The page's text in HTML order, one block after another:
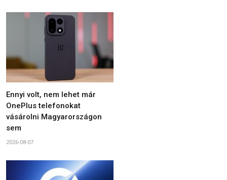
Ennyi volt, nem lehet már
OnePlus telefonokat
vásárolni Magyarországon
sem
2026-08-07